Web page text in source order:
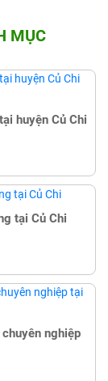
MỤC
huyện Củ Chi
tại Củ Chi
nghiệp